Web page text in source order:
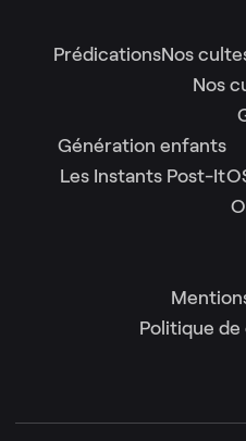
PrédicationsNos
Nos
Génération enfants
Les Instants Post-It
Politique de